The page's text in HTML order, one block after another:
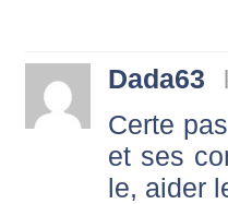
Dada63
Certe
et ses
le, aider